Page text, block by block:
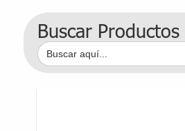
Buscar Productos
Buscar: